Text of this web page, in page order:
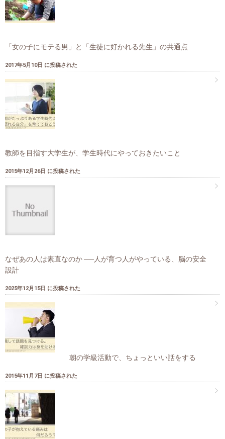
「女の子にモテる男」と「生徒に好かれる先生」の共通点
2017年5月10日 に投稿された
教師を目指す大学生が、学生時代にやっておきたいこと
2015年12月26日 に投稿された
なぜあの人は素直なのか ──人が育つ人がやっている、脳の安全
設計
2025年12月15日 に投稿された
朝の学級活動で、ちょっといい話をする
2015年11月7日 に投稿された